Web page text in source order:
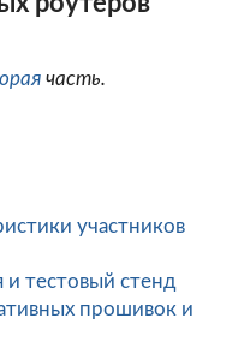
часть.
участников
и тестовый стенд
прошивок и